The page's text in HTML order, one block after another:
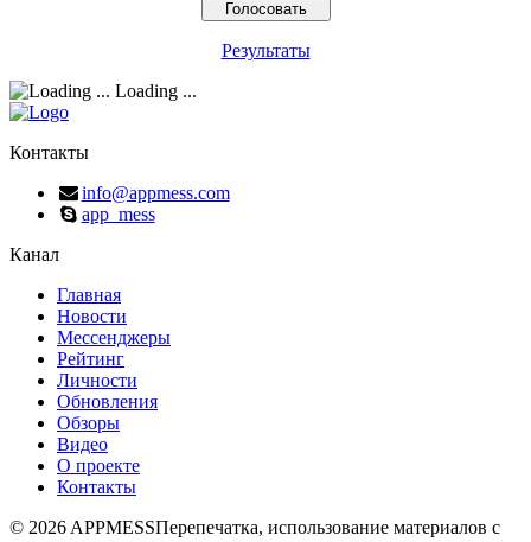
Результаты
Loading ...
Контакты
info@appmess.com
app_mess
Канал
Главная
Новости
Мессенджеры
Рейтинг
Личности
Обновления
Обзоры
Видео
О проекте
Контакты
© 2026 APPMESSПерепечатка, использование материалов с